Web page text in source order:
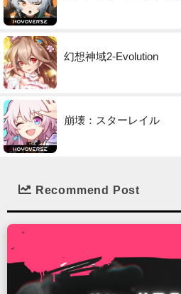
幻想神域2-Evolution
崩壊：スターレイル
Recommend Post